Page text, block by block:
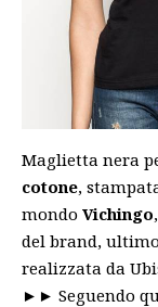
Maglietta nera
cotone,
mondo Vichingo
del brand,
realizzata da
►► Seguendo